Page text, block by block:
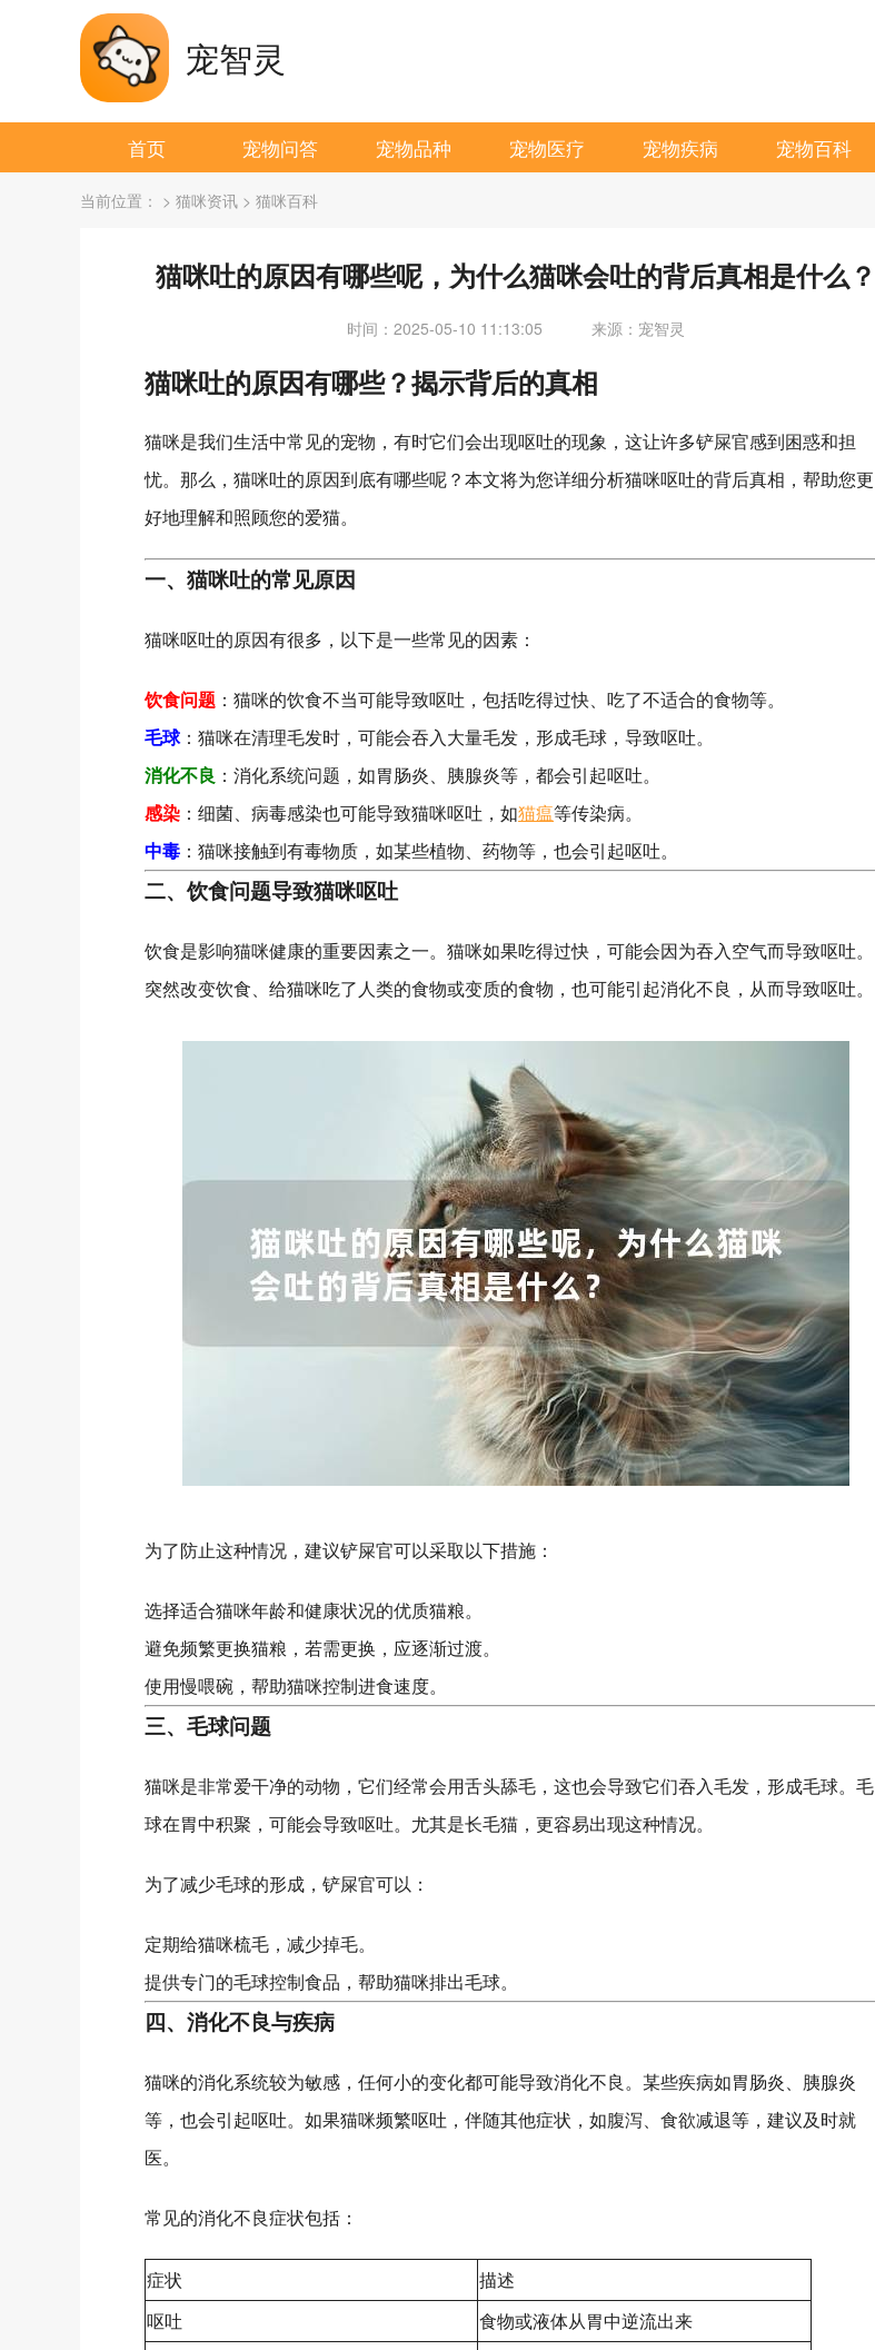
宠智灵
首页 宠物问答 宠物品种 宠物医疗 宠物疾病 宠物百科
当前位置： > 猫咪资讯 > 猫咪百科
猫咪吐的原因有哪些呢，为什么猫咪会吐的背后真相是什么？
时间：2025-05-10 11:13:05 来源：宠智灵
猫咪吐的原因有哪些？揭示背后的真相
猫咪是我们生活中常见的宠物，有时它们会出现呕吐的现象，这让许多铲屎官感到困惑和担
忧。那么，猫咪吐的原因到底有哪些呢？本文将为您详细分析猫咪呕吐的背后真相，帮助您更
好地理解和照顾您的爱猫。
一、猫咪吐的常见原因
猫咪呕吐的原因有很多，以下是一些常见的因素：
饮食问题 ：猫咪的饮食不当可能导致呕吐，包括吃得过快、吃了不适合的食物等。
毛球：猫咪在清理毛发时，可能会吞入大量毛发，形成毛球，导致呕吐。
消化不良 ：消化系统问题，如胃肠炎、胰腺炎等，都会引起呕吐。
感染 ：细菌、病毒感染也可能导致猫咪呕吐，如猫瘟等传染病。
中毒 ：猫咪接触到有毒物质，如某些植物、药物等，也会引起呕吐。
二、饮食问题导致猫咪呕吐
饮食是影响猫咪健康的重要因素之一。猫咪如果吃得过快，可能会因为吞入空气而导致呕吐。
突然改变饮食、给猫咪吃了人类的食物或变质的食物，也可能引起消化不良，从而导致呕吐。
为了防止这种情况，建议铲屎官可以采取以下措施：
选择适合猫咪年龄和健康状况的优质猫粮。
避免频繁更换猫粮，若需更换，应逐渐过渡。
使用慢喂碗，帮助猫咪控制进食速度。
三、毛球问题
猫咪是非常爱干净的动物，它们经常会用舌头舔毛，这也会导致它们吞入毛发，形成毛球。毛
球在胃中积聚，可能会导致呕吐。尤其是长毛猫，更容易出现这种情况。
为了减少毛球的形成，铲屎官可以：
定期给猫咪梳毛，减少掉毛。
提供专门的毛球控制食品，帮助猫咪排出毛球。
四、消化不良与疾病
猫咪的消化系统较为敏感，任何小的变化都可能导致消化不良。某些疾病如胃肠炎、胰腺炎
等，也会引起呕吐。如果猫咪频繁呕吐，伴随其他症状，如腹泻、食欲减退等，建议及时就
医。
常见的消化不良症状包括：
症状
描述
呕吐
食物或液体从胃中逆流出来